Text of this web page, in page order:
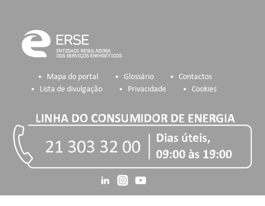
Mapa do portal Glossário
Contactos
Lista de divulgação
Privacidade Cookies